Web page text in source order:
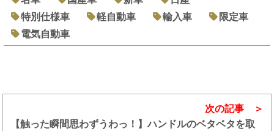
特別仕様車
軽自動車 輸入車
限定車
電気自動車
次の記事
【触った瞬間思わずうわっ！】ハンドルのベタベタを取